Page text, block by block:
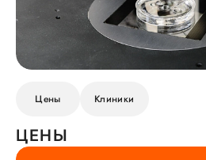
Цены Клиники
ЦЕНЫ